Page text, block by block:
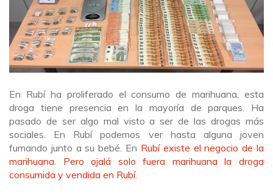
En Rubí ha proliferado el consumo de marihuana, esta
droga tiene presencia en la mayoría de parques. Ha
pasado de ser algo mal visto a ser de las drogas más
sociales. En Rubí podemos ver hasta alguna joven
fumando junto a su bebé. En Rubí existe el negocio de la
marihuana. Pero ojalá solo fuera marihuana la droga
consumida y vendida en Rubí.